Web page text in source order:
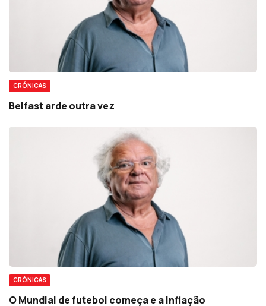
CRÓNICAS
Belfast arde outra vez
CRÓNICAS
O Mundial de futebol começa e a inflação